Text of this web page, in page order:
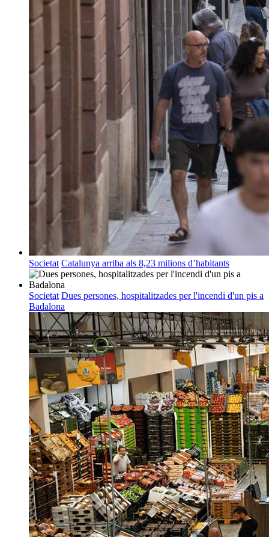
Societat Catalunya arriba als 8,23 milions d’habitants
Societat Dues persones, hospitalitzades per l'incendi d'un pis a
Badalona